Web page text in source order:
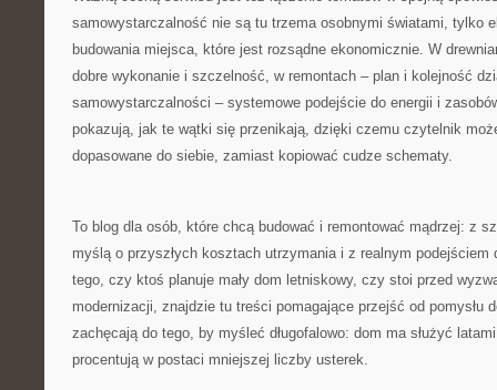
samowystarczalność nie są tu trzema osobnymi światami, tylko
budowania miejsca, które jest rozsądne ekonomicznie. W
dobre wykonanie i szczelność, w remontach – plan i kolejność
samowystarczalności – systemowe podejście do energii i
pokazują, jak te wątki się przenikają, dzięki czemu czytelnik
dopasowane do siebie, zamiast kopiować cudze schematy.
To blog dla osób, które chcą budować i remontować mądrzej: z
myślą o przyszłych kosztach utrzymania i z realnym podejściem
tego, czy ktoś planuje mały dom letniskowy, czy stoi przed
modernizacji, znajdzie tu treści pomagające przejść od pomysłu
zachęcają do tego, by myśleć długofalowo: dom ma służyć
procentują w postaci mniejszej liczby usterek.